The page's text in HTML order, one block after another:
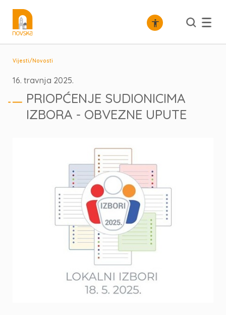
Vijesti/Novosti
16. travnja 2025.
PRIOPĆENJE SUDIONICIMA
IZBORA - OBVEZNE UPUTE